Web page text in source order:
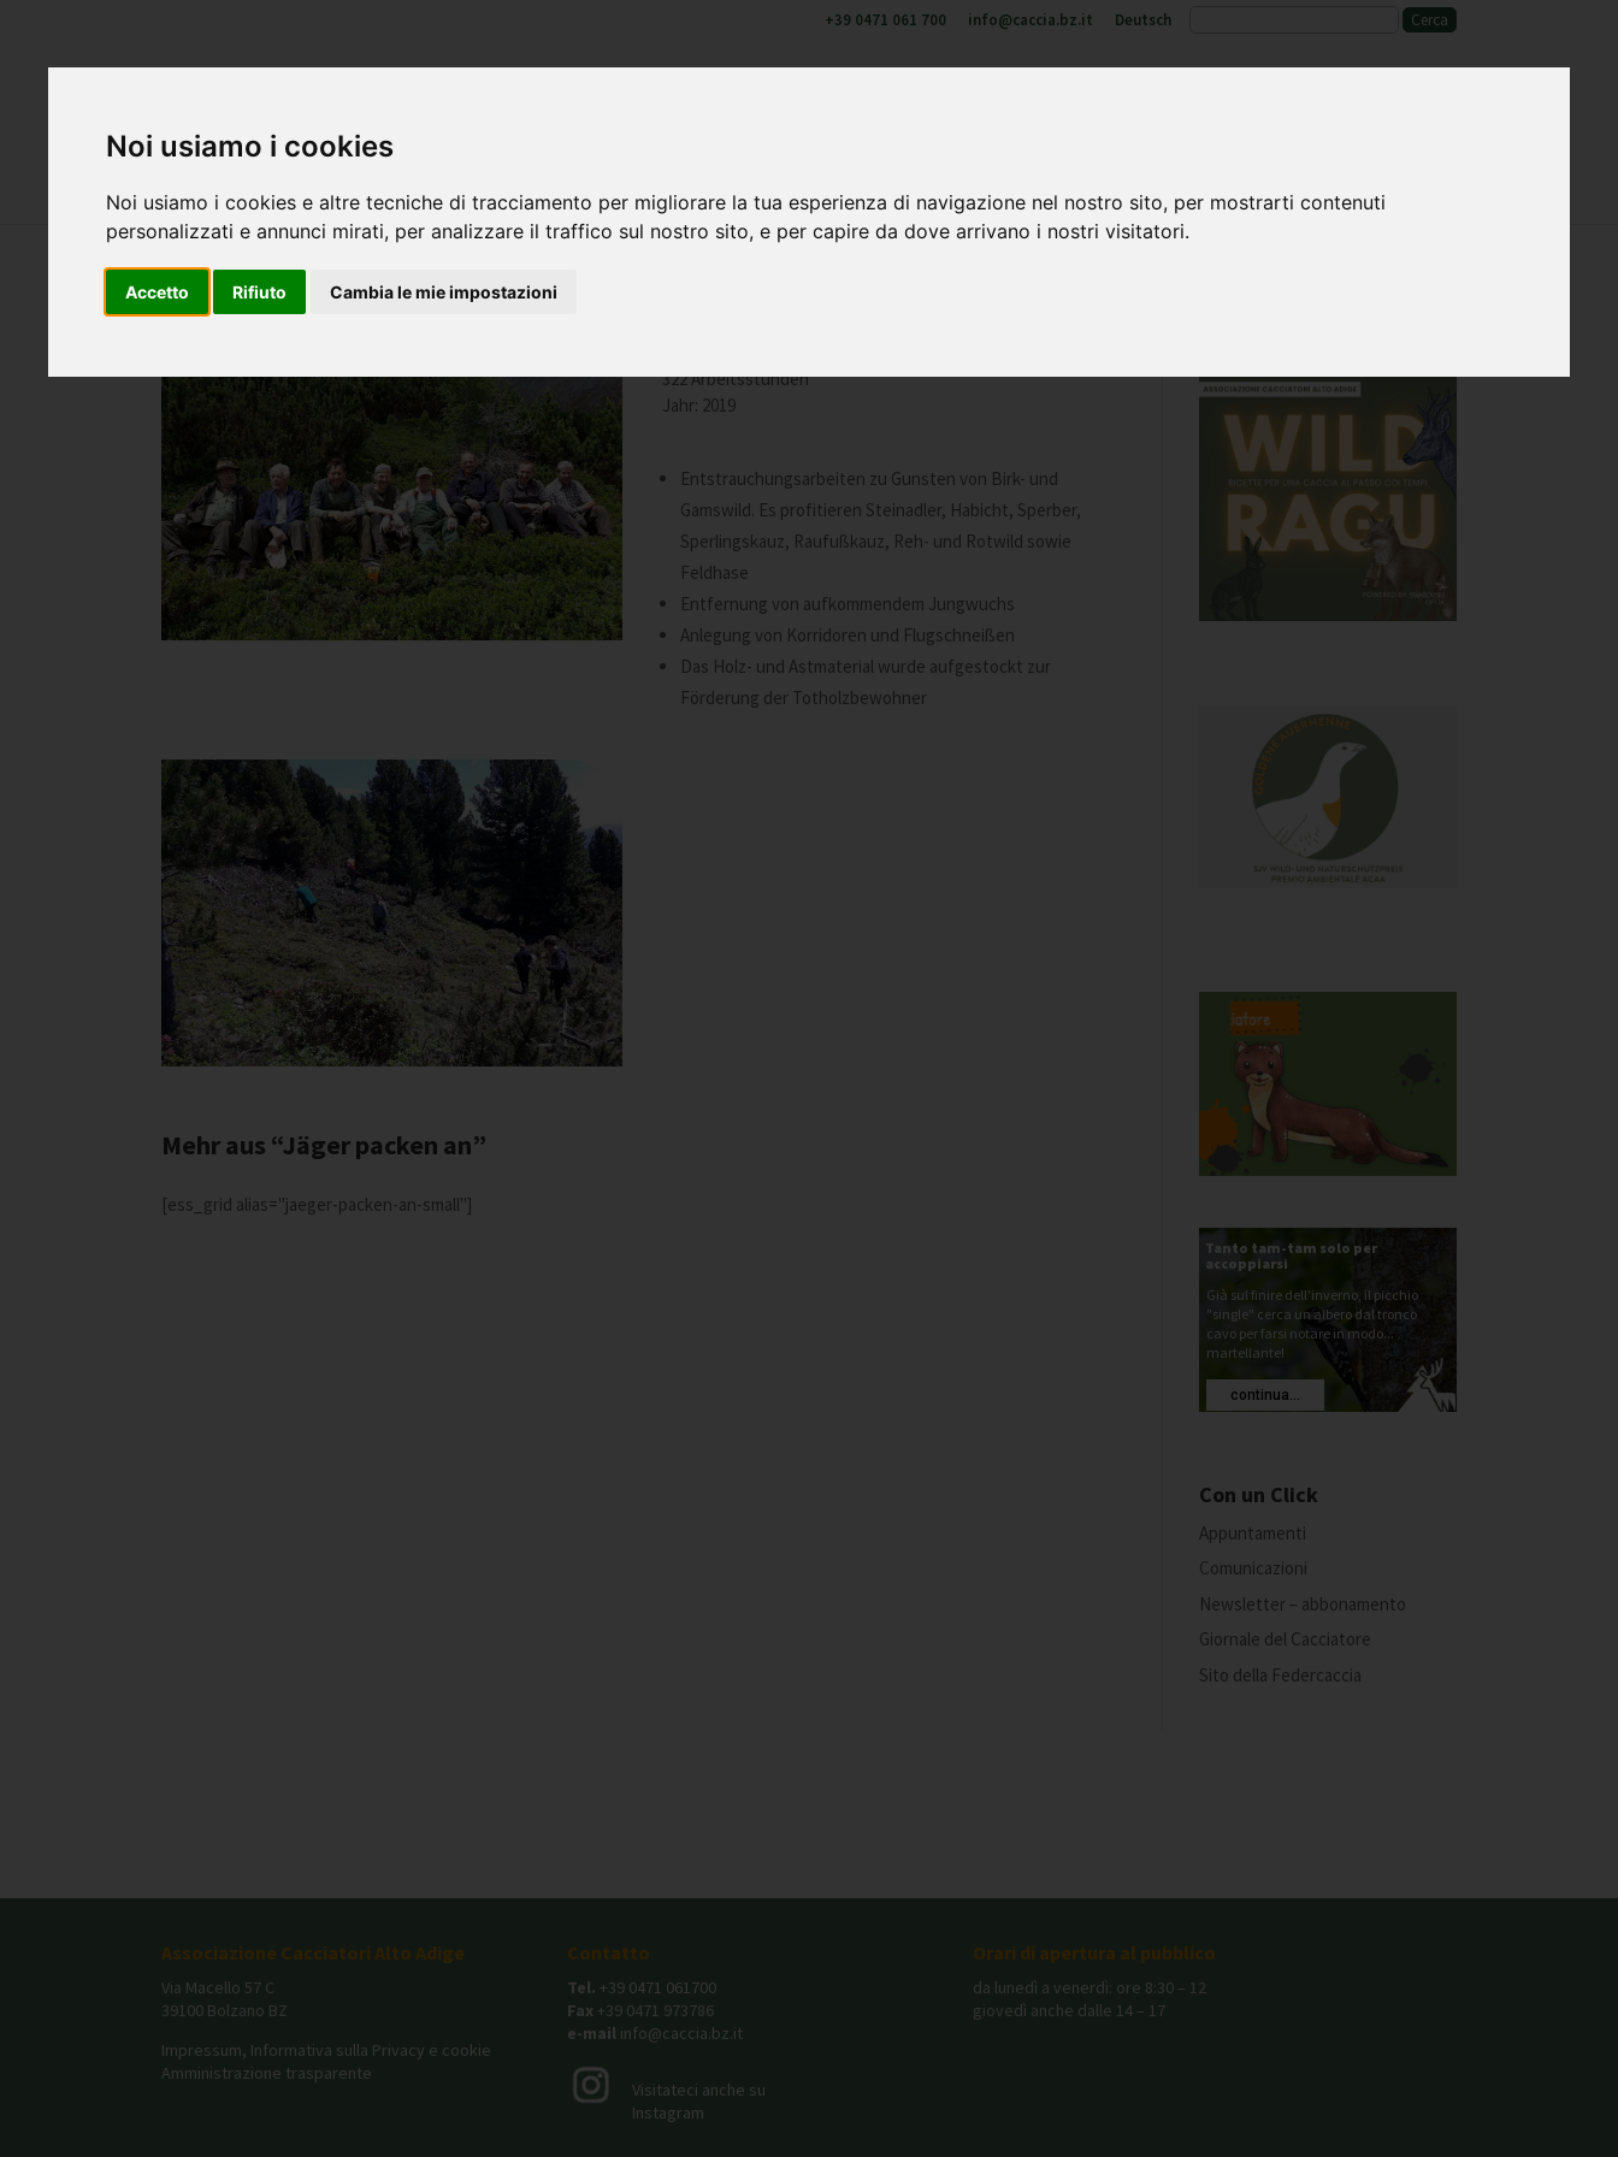
Noi usiamo i cookies
Noi usiamo i cookies e altre tecniche di tracciamento per migliorare la tua esperienza di navigazione nel nostro sito, per mostrarti contenuti
personalizzati e annunci mirati, per analizzare il traffico sul nostro sito, e per capire da dove arrivano i nostri visitatori.
Accetto Rifiuto Cambia le mie impostazioni
+39 0471 061 700 info@caccia.bz.it Deutsch
Kaserhüttl
322 Arbeitsstunden
Jahr: 2019
Entstrauchungsarbeiten zu Gunsten von Birk- und
Gamswild. Es profitieren Steinadler, Habicht, Sperber,
Sperlingskauz, Raufußkauz, Reh- und Rotwild sowie
Feldhase
Entfernung von aufkommendem Jungwuchs
Anlegung von Korridoren und Flugschneißen
Das Holz- und Astmaterial wurde aufgestockt zur
Förderung der Totholzbewohner
Mehr aus “Jäger packen an”
[ess_grid alias="jaeger-packen-an-small"]
Tanto tam-tam solo per
accoppiarsi
Già sul finire dell'inverno, il picchio
"single" cerca un albero dal tronco
cavo per farsi notare in modo...
martellante!
continua...
Con un Click
Appuntamenti
Comunicazioni
Newsletter – abbonamento
Giornale del Cacciatore
Sito della Federcaccia
Associazione Cacciatori Alto Adige
Via Macello 57 C
39100 Bolzano BZ
Impressum, Informativa sulla Privacy e cookie
Amministrazione trasparente
Contatto
Tel. +39 0471 061700
Fax +39 0471 973786
e-mail info@caccia.bz.it
Visitateci anche su
Instagram
Orari di apertura al pubblico
da lunedì a venerdì: ore 8:30 – 12
giovedì anche dalle 14 – 17